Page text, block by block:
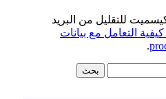
للتقليل من البريد
التعامل مع بيانات
.